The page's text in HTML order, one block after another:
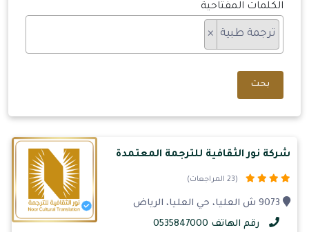
الكلمات المفتاحية
× ترجمة طبية
بحث
شركة نور الثقافية للترجمة المعتمدة
(23 المراجعات)
رقم الهاتف 0535847000